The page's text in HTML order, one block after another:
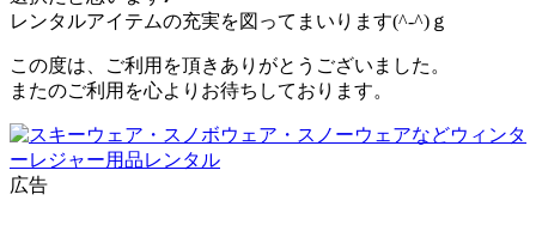
レンタルアイテムの充実を図ってまいります(^-^)ｇ
この度は、ご利用を頂きありがとうございました。
またのご利用を心よりお待ちしております。
広告